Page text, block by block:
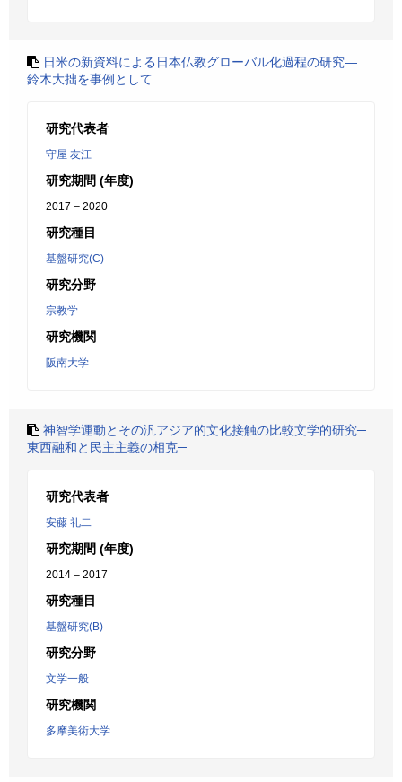
日米の新資料による日本仏教グローバル化過程の研究―
鈴木大拙を事例として
研究代表者
守屋 友江
研究期間 (年度)
2017 – 2020
研究種目
基盤研究(C)
研究分野
宗教学
研究機関
阪南大学
神智学運動とその汎アジア的文化接触の比較文学的研究─
東西融和と民主主義の相克─
研究代表者
安藤 礼二
研究期間 (年度)
2014 – 2017
研究種目
基盤研究(B)
研究分野
文学一般
研究機関
多摩美術大学